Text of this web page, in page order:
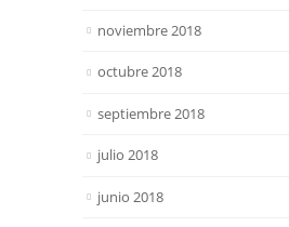
noviembre 2018
octubre 2018
septiembre 2018
julio 2018
junio 2018